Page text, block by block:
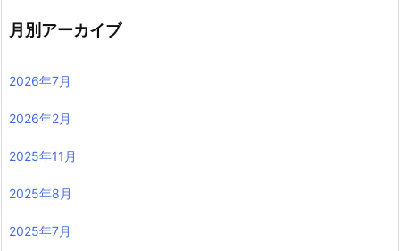
月別アーカイブ
2026年7月
2026年2月
2025年11月
2025年8月
2025年7月